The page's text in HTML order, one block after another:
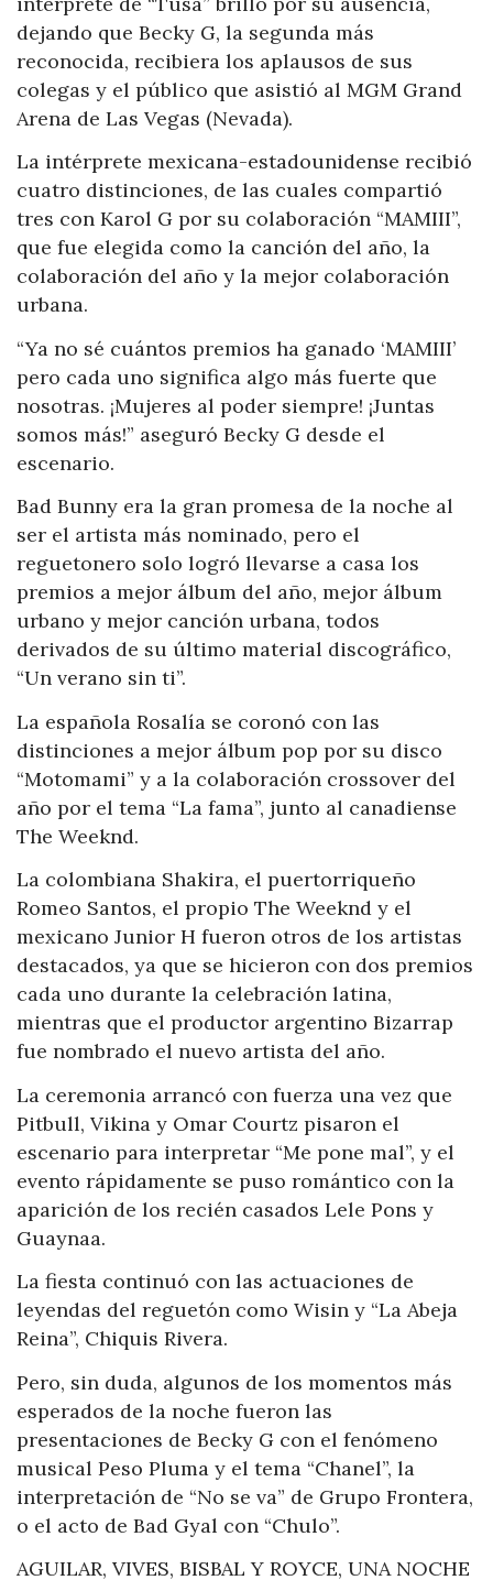
dejando que Becky G, la segunda más
reconocida, recibiera los aplausos de sus
colegas y el público que asistió al MGM Grand
Arena de Las Vegas (Nevada).
La intérprete mexicana-estadounidense recibió
cuatro distinciones, de las cuales compartió
tres con Karol G por su colaboración “MAMIII”,
que fue elegida como la canción del año, la
colaboración del año y la mejor colaboración
urbana.
“Ya no sé cuántos premios ha ganado ‘MAMIII’
pero cada uno significa algo más fuerte que
nosotras. ¡Mujeres al poder siempre! ¡Juntas
somos más!” aseguró Becky G desde el
escenario.
Bad Bunny era la gran promesa de la noche al
ser el artista más nominado, pero el
reguetonero solo logró llevarse a casa los
premios a mejor álbum del año, mejor álbum
urbano y mejor canción urbana, todos
derivados de su último material discográfico,
“Un verano sin ti”.
La española Rosalía se coronó con las
distinciones a mejor álbum pop por su disco
“Motomami” y a la colaboración crossover del
año por el tema “La fama”, junto al canadiense
The Weeknd.
La colombiana Shakira, el puertorriqueño
Romeo Santos, el propio The Weeknd y el
mexicano Junior H fueron otros de los artistas
destacados, ya que se hicieron con dos premios
cada uno durante la celebración latina,
mientras que el productor argentino Bizarrap
fue nombrado el nuevo artista del año.
La ceremonia arrancó con fuerza una vez que
Pitbull, Vikina y Omar Courtz pisaron el
escenario para interpretar “Me pone mal”, y el
evento rápidamente se puso romántico con la
aparición de los recién casados Lele Pons y
Guaynaa.
La fiesta continuó con las actuaciones de
leyendas del reguetón como Wisin y “La Abeja
Reina”, Chiquis Rivera.
Pero, sin duda, algunos de los momentos más
esperados de la noche fueron las
presentaciones de Becky G con el fenómeno
musical Peso Pluma y el tema “Chanel”, la
interpretación de “No se va” de Grupo Frontera,
o el acto de Bad Gyal con “Chulo”.
AGUILAR, VIVES, BISBAL Y ROYCE, UNA NOCHE